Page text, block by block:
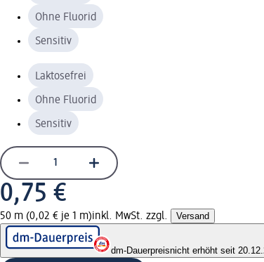
Ohne Fluorid
Sensitiv
Laktosefrei
Ohne Fluorid
Sensitiv
0,75 €
50 m (0,02 € je 1 m)inkl. MwSt. zzgl. Versand
dm-Dauerpreisnicht erhöht seit